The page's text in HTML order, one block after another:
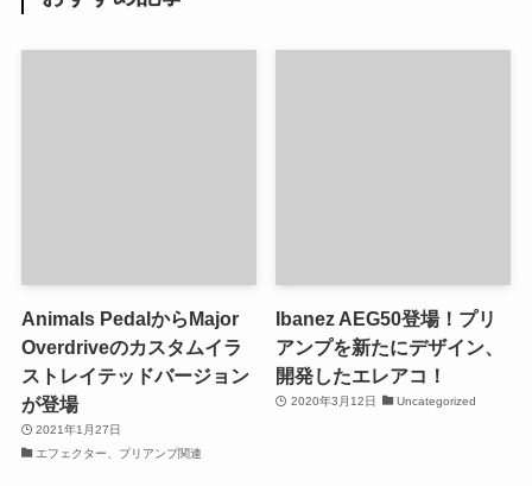
Animals PedalからMajor
Overdriveのカスタムイラ
ストレイテッドバージョン
が登場
2021年1月27日
エフェクター、プリアンプ関連
Ibanez AEG50登場！プリ
アンプを新たにデザイン、
開発したエレアコ！
2020年3月12日 Uncategorized